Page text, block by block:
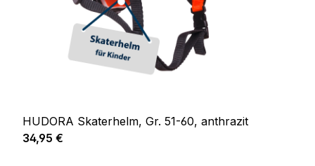
HUDORA Skaterhelm, Gr. 51-60, anthrazit
Regulärer Preis:
34,95 €